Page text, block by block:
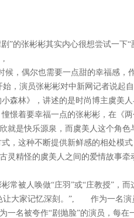
的张彬彬其实内心很想尝试一下“
。,
，偶尔也需要一点甜的幸福感，
，演员张彬彬对中新网记者说起
林》，讲述的是时尚博主虞美人
着要幸福一点的张彬彬，在《两
就是快乐源泉，而虞美人这个角色
这种不断提供新鲜感的相处模式
灵精怪的虞美人之间的爱情故事牵
被人唤做“庄羽”或“庄教授”，而
让大家记忆深刻。”, 作为一名演
一名被夸作“剧抛脸”的演员，每在